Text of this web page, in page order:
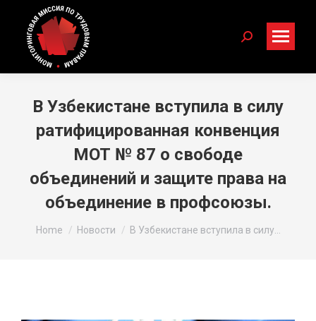
Search:
В Узбекистане вступила в силу
ратифицированная конвенция
МОТ № 87 о свободе
объединений и защите права на
объединение в профсоюзы.
You are here:
Home Новости В Узбекистане вступила в силу…